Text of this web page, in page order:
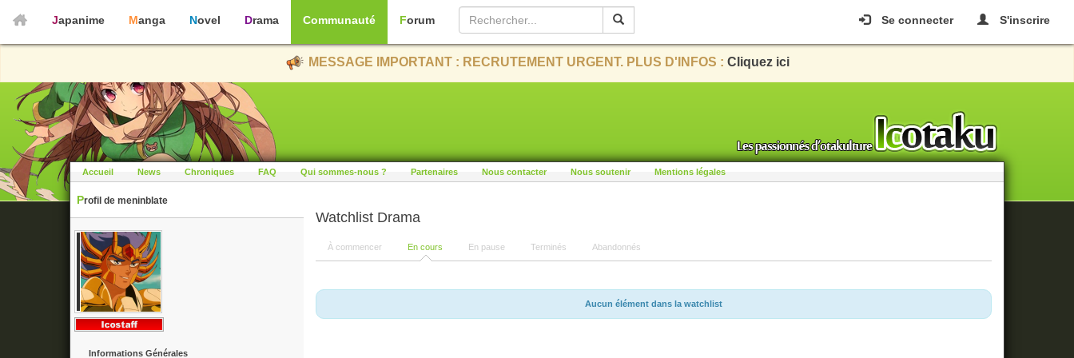
Se connecter S'inscrire
Japanime Manga Novel Drama Communauté Forum
MESSAGE IMPORTANT : RECRUTEMENT URGENT. PLUS D'INFOS : Cliquez ici
Accueil News Chroniques FAQ Qui sommes-nous ? Partenaires Nous contacter Nous soutenir Mentions légales
Profil de meninblate
Informations Générales
Watchlist Drama
À commencer En cours En pause Terminés Abandonnés
Aucun élément dans la watchlist